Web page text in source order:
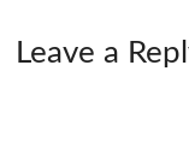
Leave a